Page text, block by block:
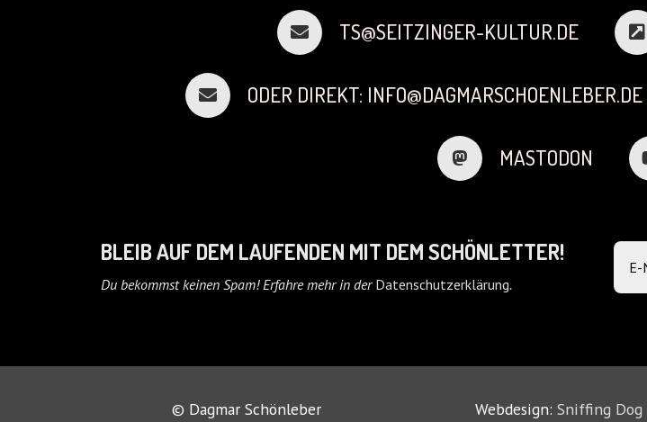
TS@SEITZINGER-KULTUR.DE
ODER DIREKT: INFO@DAGMARSCHOENLEBER.DE
MASTODON
BLEIB AUF DEM LAUFENDEN MIT DEM SCHÖNLETTER!
Du bekommst keinen Spam! Erfahre mehr in der Datenschutzerklärung.
© Dagmar Schönleber Webdesign:Sniffing Dog